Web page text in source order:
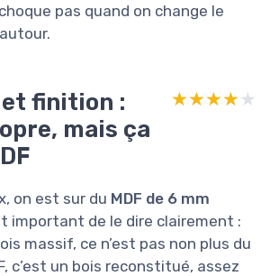
pas quand on change le
finition :
mais ça
★★★★★
★★★★★
on est sur du MDF de 6 mm
important de le dire clairement :
massif, ce n’est pas non plus du
c’est un bois reconstitué, assez